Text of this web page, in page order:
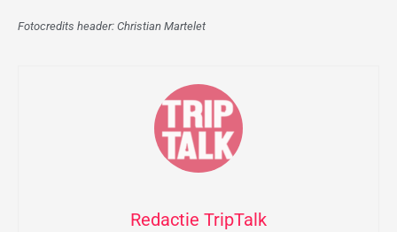
Fotocredits header: Christian Martelet
Redactie TripTalk